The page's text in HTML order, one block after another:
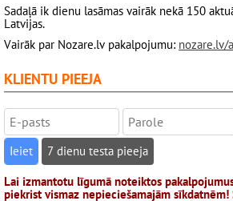
Sadaļā ik dienu lasāmas vairāk nekā 150
Latvijas.
Vairāk par Nozare.lv pakalpojumu: nozare.lv/
KLIENTU PIEEJA
7 dienu testa pieeja
Lai izmantotu līgumā noteiktos
piekrist vismaz nepieciešamajām